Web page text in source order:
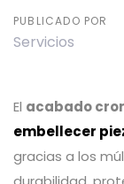
PUBLICADO POR
Servicios
El acabado
embellecer
gracias a los